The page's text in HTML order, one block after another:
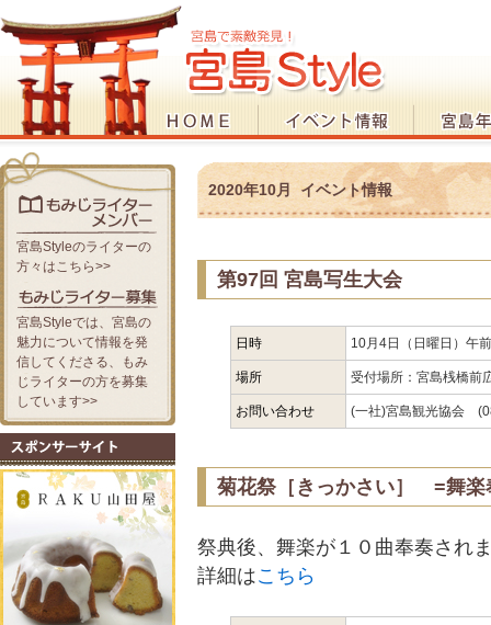
2020年10月 イベント情報
第97回 宮島写生大会
日時 10月4日（日曜日）午
場所 受付場所：宮島桟橋前
お問い合わせ (一社)宮島観光協会
菊花祭［きっかさい］ =舞楽
祭典後、舞楽が１０曲奉奏され
詳細はこちら
宮島Styleのライターの
方々はこちら>>
宮島Styleでは、宮島の
魅力について情報を発
信してくださる、もみ
じライターの方を募集
しています>>